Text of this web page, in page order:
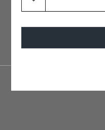
JOIN CROCS
CASH ON